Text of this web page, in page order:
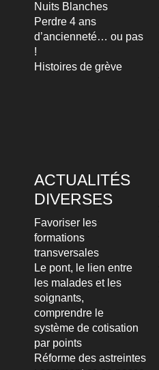
Nuits Blanches
Perdre 4 ans
d’ancienneté… ou pas
!
Histoires de grève
ACTUALITÉS
DIVERSES
Favoriser les
formations
transversales
Le pont, le lien entre
les malades et les
soignants,
comprendre le
système de cotisation
par points
Réforme des astreintes